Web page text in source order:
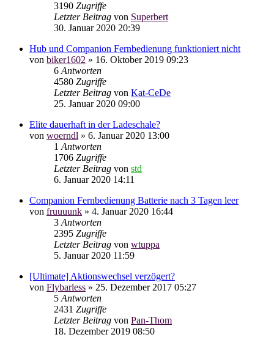
3190 Zugriffe
Letzter Beitrag von Superbert
30. Januar 2020 20:39
Hub und Companion Fernbedienung funktioniert nicht
von biker1602 » 16. Oktober 2019 09:23
6 Antworten
4580 Zugriffe
Letzter Beitrag von Kat-CeDe
25. Januar 2020 09:00
Elite dauerhaft in der Ladeschale?
von woerndl » 6. Januar 2020 13:00
1 Antworten
1706 Zugriffe
Letzter Beitrag von std
6. Januar 2020 14:11
Companion Fernbedienung Batterie nach 3 Tagen leer
von fruuuunk » 4. Januar 2020 16:44
3 Antworten
2395 Zugriffe
Letzter Beitrag von wtuppa
5. Januar 2020 11:59
[Ultimate] Aktionswechsel verzögert?
von Flybarless » 25. Dezember 2017 05:27
5 Antworten
2431 Zugriffe
Letzter Beitrag von Pan-Thom
18. Dezember 2019 08:50